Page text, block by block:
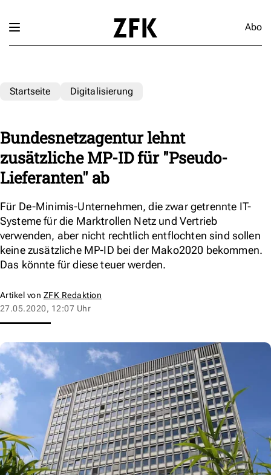
Abo
Startseite Digitalisierung
Bundesnetzagentur lehnt
zusätzliche MP-ID für "Pseudo-
Lieferanten" ab
Für De-Minimis-Unternehmen, die zwar getrennte IT-
Systeme für die Marktrollen Netz und Vertrieb
verwenden, aber nicht rechtlich entflochten sind sollen
keine zusätzliche MP-ID bei der Mako2020 bekommen.
Das könnte für diese teuer werden.
Artikel von ZFK Redaktion
27.05.2020, 12:07 Uhr